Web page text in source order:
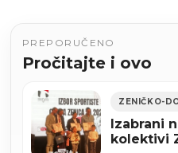
PREPORUČENO
Pročitajte i ovo
Izabrani
kolektivi